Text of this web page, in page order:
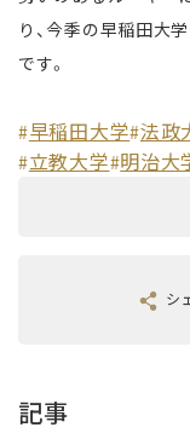
り、今季の早稲田大
です。
#早稲田大学#法政
#立教大学#明治大
シ
記事